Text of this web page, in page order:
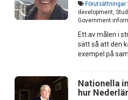
development,
Government
Ett av målen i
sätt så att den
exempel på
Nationella
hur